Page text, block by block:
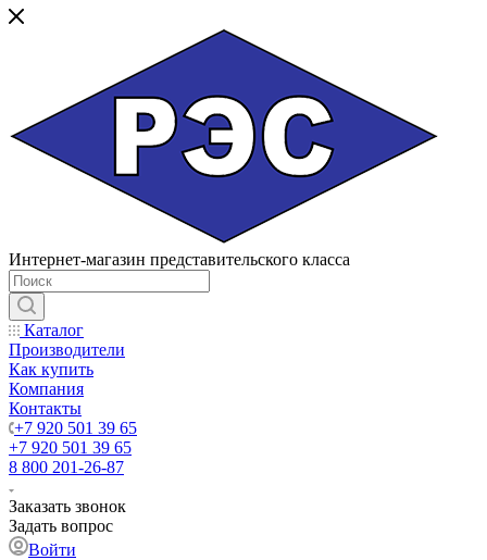
Интернет-магазин представительского класса
Каталог
Производители
Как купить
Компания
Контакты
+7 920 501 39 65
+7 920 501 39 65
8 800 201-26-87
Заказать звонок
Задать вопрос
Войти